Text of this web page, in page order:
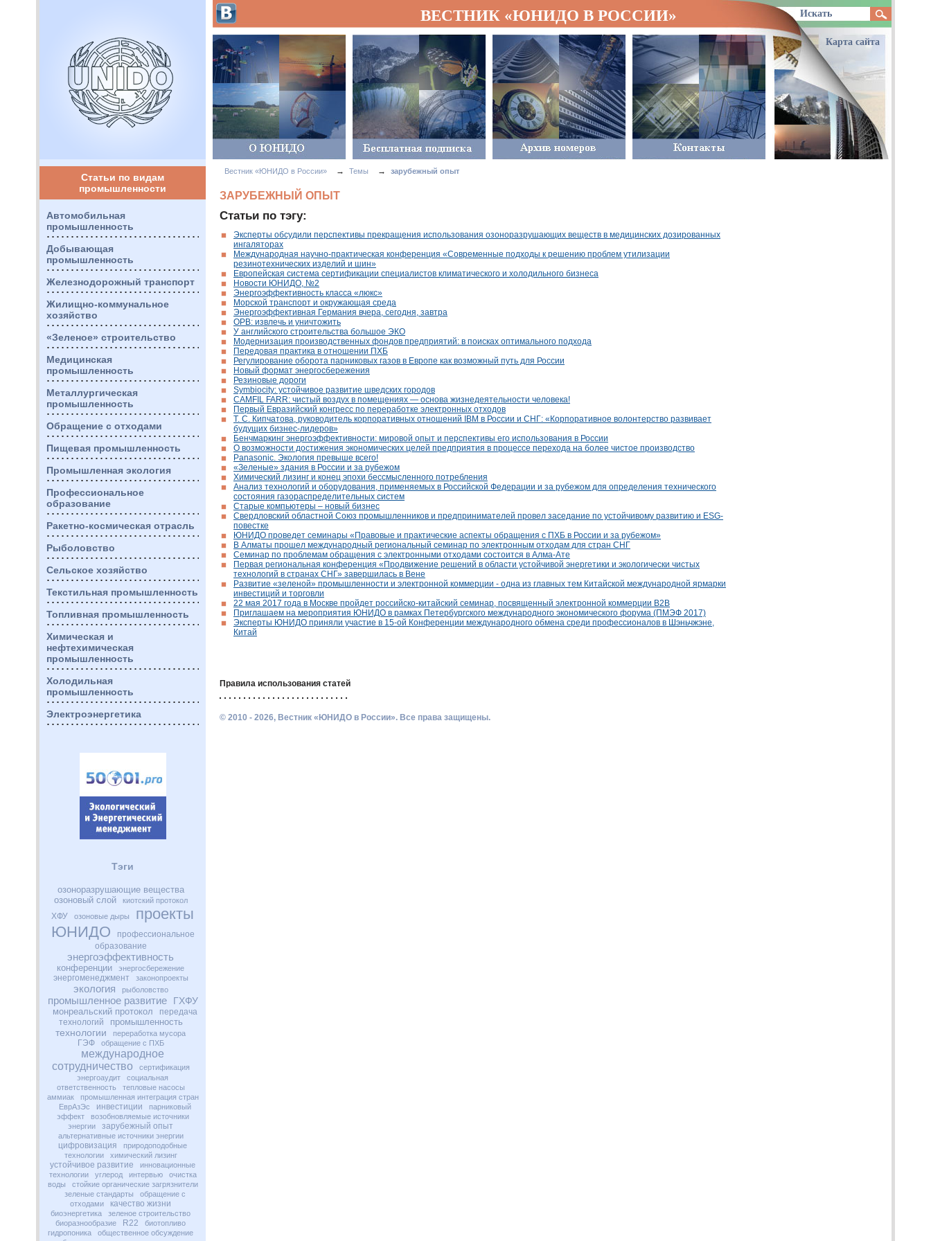
ВЕСТНИК «ЮНИДО В РОССИИ»
Карта сайта
Статьи по видам
промышленности
Автомобильная
промышленность
Добывающая
промышленность
Железнодорожный транспорт
Жилищно-коммунальное
хозяйство
«Зеленое» строительство
Медицинская
промышленность
Металлургическая
промышленность
Обращение с отходами
Пищевая промышленность
Промышленная экология
Профессиональное
образование
Ракетно-космическая отрасль
Рыболовство
Сельское хозяйство
Текстильная промышленность
Топливная промышленность
Химическая и
нефтехимическая
промышленность
Холодильная
промышленность
Электроэнергетика
Тэги
озоноразрушающие вещества
озоновый слой
киотский протокол
ХФУ озоновые дыры
проекты
ЮНИДО
профессиональное
образование
энергоэффективность
конференции энергосбережение
энергоменеджмент законопроекты
экология рыболовство
промышленное развитие ГХФУ
монреальский протокол
передача
технологий
промышленность
технологии переработка мусора
ГЭФ обращение с ПХБ
международное
сотрудничество
сертификация
энергоаудит
социальная
ответственность
тепловые насосы
аммиак
промышленная интеграция стран
ЕврАзЭс
инвестиции
парниковый
эффект
возобновляемые источники
энергии
зарубежный опыт
альтернативные источники энергии
цифровизация
природоподобные
технологии
химический лизинг
устойчивое развитие
инновационные
технологии
углерод интервью
очистка
воды
стойкие органические загрязнители
зеленые стандарты
обращение с
отходами
качество жизни
биоэнергетика
зеленое строительство
биоразнообразие
R22
биотопливо
гидропоника
общественное обсуждение
Вестник «ЮНИДО в России» → Темы → зарубежный опыт
ЗАРУБЕЖНЫЙ ОПЫТ
Статьи по тэгу:
Эксперты обсудили перспективы прекращения использования озоноразрушающих веществ в медицинских дозированных
ингаляторах
Международная научно-практическая конференция «Современные подходы к решению проблем утилизации
резинотехнических изделий и шин»
Европейская система сертификации специалистов климатического и холодильного бизнеса
Новости ЮНИДО, №2
Энергоэффективность класса «люкс»
Морской транспорт и окружающая среда
Энергоэффективная Германия вчера, сегодня, завтра
ОРВ: извлечь и уничтожить
У английского строительства большое ЭКО
Модернизация производственных фондов предприятий: в поисках оптимального подхода
Передовая практика в отношении ПХБ
Регулирование оборота парниковых газов в Европе как возможный путь для России
Новый формат энергосбережения
Резиновые дороги
Symbiocity: устойчивое развитие шведских городов
CAMFIL FARR: чистый воздух в помещениях — основа жизнедеятельности человека!
Первый Евразийский конгресс по переработке электронных отходов
Т. С. Кипчатова, руководитель корпоративных отношений IBM в России и СНГ: «Корпоративное волонтерство развивает
будущих бизнес-лидеров»
Бенчмаркинг энергоэффективности: мировой опыт и перспективы его использования в России
О возможности достижения экономических целей предприятия в процессе перехода на более чистое производство
Panasonic. Экология превыше всего!
«Зеленые» здания в России и за рубежом
Химический лизинг и конец эпохи бессмысленного потребления
Анализ технологий и оборудования, применяемых в Российской Федерации и за рубежом для определения технического
состояния газораспределительных систем
Старые компьютеры – новый бизнес
Свердловский областной Союз промышленников и предпринимателей провел заседание по устойчивому развитию и ESG-
повестке
ЮНИДО проведет семинары «Правовые и практические аспекты обращения с ПХБ в России и за рубежом»
В Алматы прошел международный региональный семинар по электронным отходам для стран СНГ
Семинар по проблемам обращения с электронными отходами состоится в Алма-Ате
Первая региональная конференция «Продвижение решений в области устойчивой энергетики и экологически чистых
технологий в странах СНГ» завершилась в Вене
Развитие «зеленой» промышленности и электронной коммерции - одна из главных тем Китайской международной ярмарки
инвестиций и торговли
22 мая 2017 года в Москве пройдет российско-китайский семинар, посвященный электронной коммерции B2B
Приглашаем на мероприятия ЮНИДО в рамках Петербургского международного экономического форума (ПМЭФ 2017)
Эксперты ЮНИДО приняли участие в 15-ой Конференции международного обмена среди профессионалов в Шэньчжэне,
Китай
Правила использования статей
© 2010 - 2026, Вестник «ЮНИДО в России». Все права защищены.